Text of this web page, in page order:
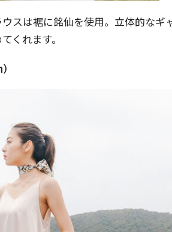
スは裾に銘仙を使用。立体的なギ
くれます。